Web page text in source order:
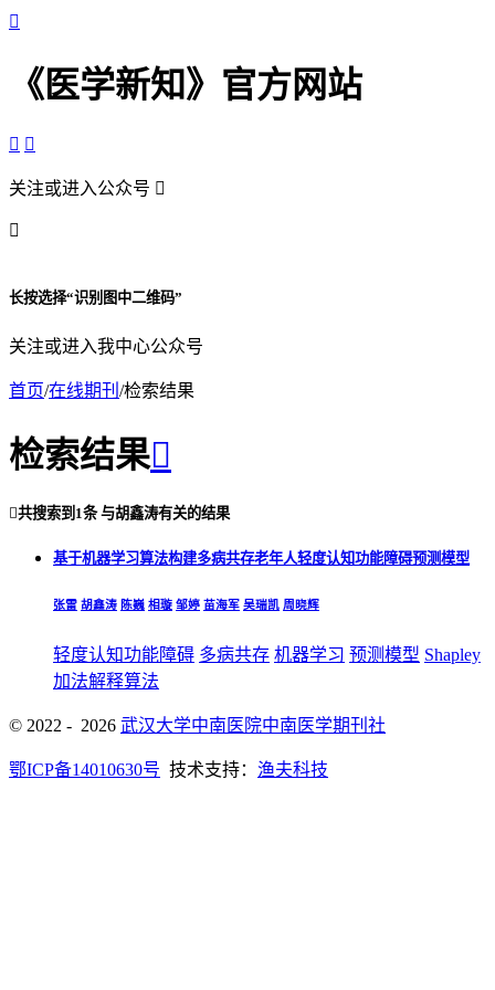

《医学新知》官方网站
 
关注或进入公众号 

长按选择“识别图中二维码”
关注或进入我中心公众号
首页/在线期刊 /检索结果
检索结果
共搜索到 1条与胡鑫涛有关的结果
基于机器学习算法构建多病共存老年人轻度认知功能障碍预测模型
张雷 胡鑫涛 陈巍 相璇 邹婷 苗海军 吴瑞凯 周晓辉
轻度认知功能障碍 多病共存 机器学习 预测模型 Shapley
加法解释算法
© 2022 - 2026 武汉大学中南医院中南医学期刊社
鄂ICP备14010630号 技术支持： 渔夫科技